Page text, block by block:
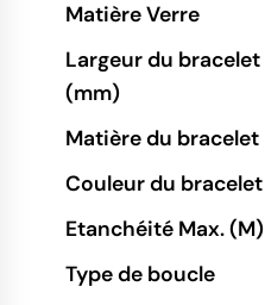
Matière Verre
Largeur du bracelet
(mm)
Matière du bracelet
Couleur du bracelet
Etanchéité Max. (M)
Type de boucle